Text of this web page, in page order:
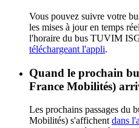
Vous pouvez suivre votre
les mises à jour en temps
l'horaire du bus TUVIM
téléchargeant l'appli.
Quand le prochain
France Mobilités)
Les prochains passages
Mobilités) s'affichent dans